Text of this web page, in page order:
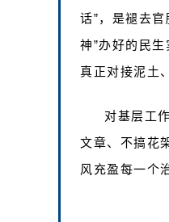
话”，是褪去
神”办好的民生
真正对接泥土
对基层工
文章、不搞花
风充盈每一个